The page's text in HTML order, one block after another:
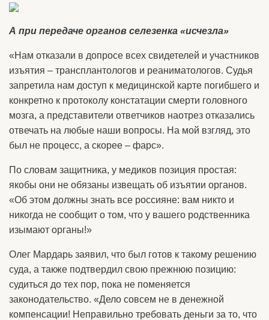
А при передаче органов селезенка «исчезла»
«Нам отказали в допросе всех свидетелей и участников
изъятия – трансплантологов и реаниматологов. Судья
запретила нам доступ к медицинской карте погибшего и
конкретно к протоколу констатации смерти головного
мозга, а представители ответчиков наотрез отказались
отвечать на любые наши вопросы. На мой взгляд, это
был не процесс, а скорее – фарс».
По словам защитника, у медиков позиция простая:
якобы они не обязаны извещать об изъятии органов.
«Об этом должны знать все россияне: вам никто и
никогда не сообщит о том, что у вашего родственника
изымают органы!»
Олег Мардарь заявил, что был готов к такому решению
суда, а также подтвердил свою прежнюю позицию:
судиться до тех пор, пока не поменяется
законодательство. «Дело совсем не в денежной
компенсации! Неправильно требовать деньги за то, что